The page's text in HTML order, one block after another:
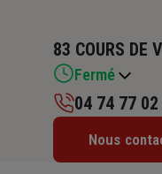
83 COURS DE
Fermé
Mardi :
04 74 77 02
Nous